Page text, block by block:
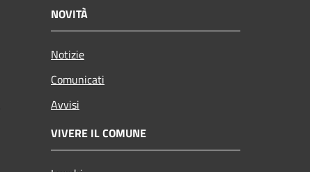
NOVITÀ
Notizie
Comunicati
Avvisi
VIVERE IL COMUNE